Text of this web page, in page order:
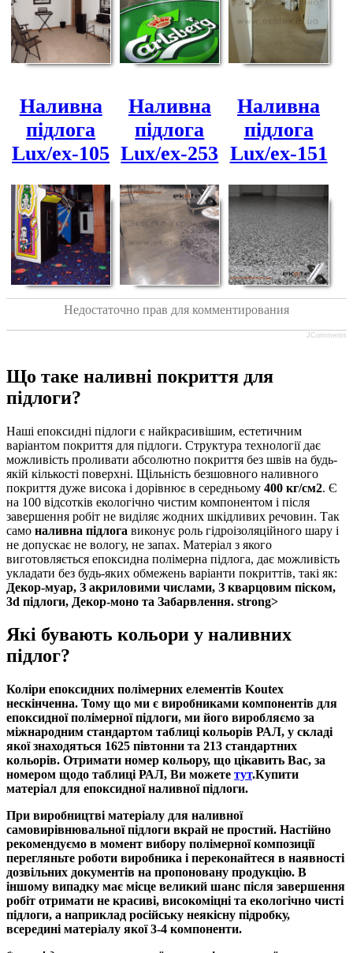
Наливна
підлога
Lux/ex-105
Наливна
підлога
Lux/ex-253
Наливна
підлога
Lux/ex-151
Недостаточно прав для комментирования
JComments
Що таке наливні покриття для
підлоги?
Наші епоксидні підлоги є найкрасивішим, естетичним
варіантом покриття для підлоги. Структура технології дає
можливість проливати абсолютно покриття без швів на будь-
якій кількості поверхні. Щільність безшовного наливного
покриття дуже висока і дорівнює в середньому 400 кг/см2. Є
на 100 відсотків екологічно чистим компонентом і після
завершення робіт не виділяє жодних шкідливих речовин. Так
само наливна підлога виконує роль гідроізоляційного шару і
не допускає не вологу, не запах. Матеріал з якого
виготовляється епоксидна полімерна підлога, дає можливість
укладати без будь-яких обмежень варіанти покриттів, такі як:
Декор-муар, З акриловими числами, З кварцовим піском,
3d підлоги, Декор-моно та Забарвлення. strong>
Які бувають кольори у наливних
підлог?
Коліри епоксидних полімерних елементів Koutex
нескінченна. Тому що ми є виробниками компонентів для
епоксидної полімерної підлоги, ми його виробляємо за
міжнародним стандартом таблиці кольорів РАЛ, у складі
якої знаходяться 1625 півтонни та 213 стандартних
кольорів. Отримати номер кольору, що цікавить Вас, за
номером щодо таблиці РАЛ, Ви можете тут.Купити
матеріал для епоксидної наливної підлоги.
При виробництві матеріалу для наливної
самовирівнювальної підлоги вкрай не простий. Настійно
рекомендуємо в момент вибору полімерної композиції
перегляньте роботи виробника і переконайтеся в наявності
дозвільних документів на пропоновану продукцію. В
іншому випадку має місце великий шанс після завершення
робіт отримати не красиві, високоміцні та екологічно чисті
підлоги, а наприклад російську неякісну підробку,
всередині матеріалу якої 3-4 компоненти.